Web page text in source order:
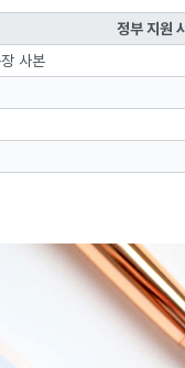
정부 지원
사본